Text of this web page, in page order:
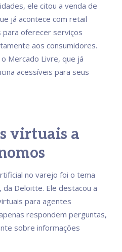
ele citou a venda de
já acontece com retail
para oferecer serviços
aos consumidores.
Mercado Livre, que já
acessíveis para seus
virtuais a
no varejo foi o tema
Deloitte. Ele destacou a
para agentes
respondem perguntas,
sobre informações